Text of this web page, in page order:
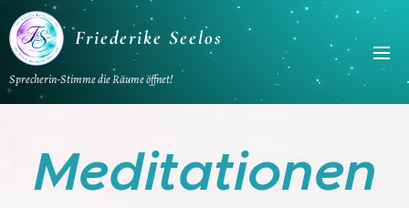
Friederike Seelos
Sprecherin-Stimme die Räume öffnet!
Meditationen